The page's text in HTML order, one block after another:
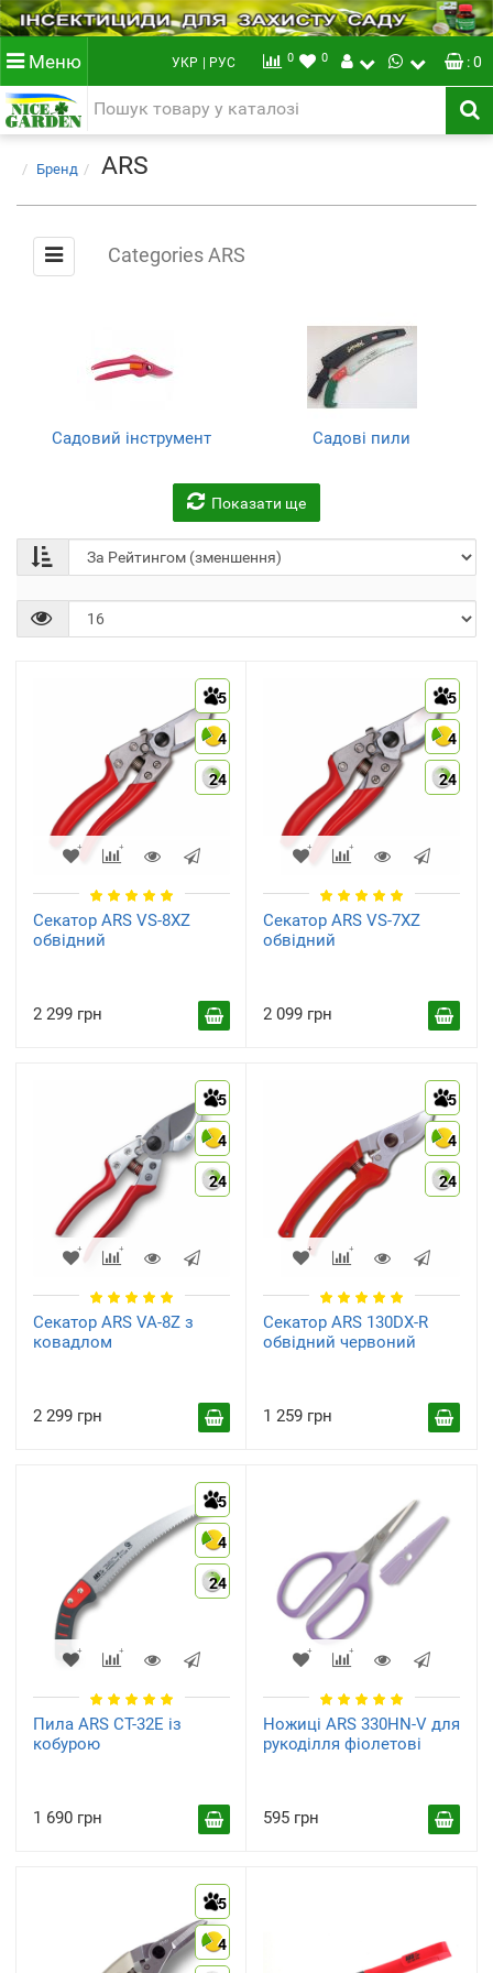
Меню УКР | РУС 0 0 : 0
Бренд ARS
Categories ARS
Садовий інструмент Садові пили
Секатори Садові ножиці
Сучкорізи і гілкорізи
(13)
Засоби для гостріння і
догляду
Змінні деталі для
Садові ножі прищепні
Кобура для секаторів
(1)
Площинні (обвідні)
(21)
Штангові З ковадлом
Змінні полотна
Показати ще
5
4
24
Секатор ARS VS-8XZ
обвідний
2 299 грн
5
4
24
Секатор ARS VS-7XZ
обвідний
2 099 грн
5
4
24
Секатор ARS VA-8Z з
ковадлом
2 299 грн
5
4
24
Секатор ARS 130DX-R
обвідний червоний
1 259 грн
5
4
24
Пила ARS CT-32E із
кобурою
1 690 грн
Ножиці ARS 330HN-V для
рукоділля фіолетові
595 грн
5
4